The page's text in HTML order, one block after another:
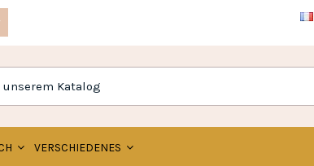
VERSCHIEDENES